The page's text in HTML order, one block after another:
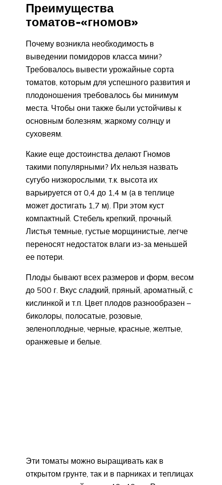
Преимущества
томатов-«гномов»
Почему возникла необходимость в
выведении помидоров класса мини?
Требовалось вывести урожайные сорта
томатов, которым для успешного развития и
плодоношения требовалось бы минимум
места. Чтобы они также были устойчивы к
основным болезням, жаркому солнцу и
суховеям.
Какие еще достоинства делают Гномов
такими популярными? Их нельзя назвать
сугубо низкорослыми, т.к. высота их
варьируется от 0,4 до 1,4 м (а в теплице
может достигать 1,7 м). При этом куст
компактный. Стебель крепкий, прочный.
Листья темные, густые морщинистые, легче
переносят недостаток влаги из-за меньшей
ее потери.
Плоды бывают всех размеров и форм, весом
до 500 г. Вкус сладкий, пряный, ароматный, с
кислинкой и т.п. Цвет плодов разнообразен –
биколоры, полосатые, розовые,
зеленоплодные, черные, красные, желтые,
оранжевые и белые.
Эти томаты можно выращивать как в
открытом грунте, так и в парниках и теплицах